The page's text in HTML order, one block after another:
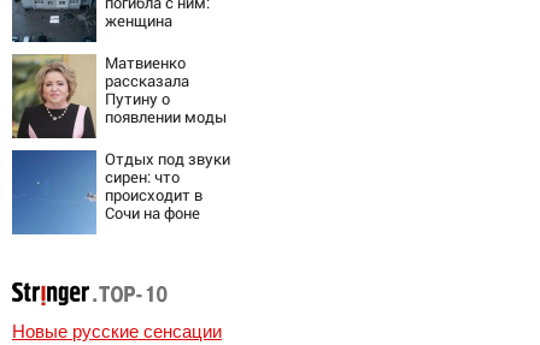
Новости
женщина
насмерть на
глазах у детей
06/08/2026 –
Новости
Матвиенко
рассказала
Путину о
появлении моды
у российских
студентов
Отдых под звуки
сирен: что
происходит в
Сочи на фоне
Новые русские сенсации